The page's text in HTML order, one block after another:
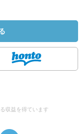
収益を得ています